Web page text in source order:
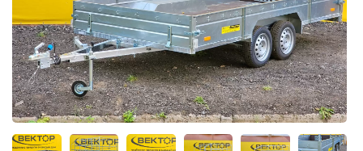
Меню
Главная
Прицепы
Бортовые
Для водной техники
Спец. назначения